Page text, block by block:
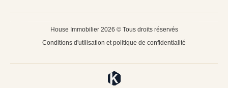
House Immobilier 2026 © Tous droits réservés
Conditions d'utilisation et politique de confidentialité